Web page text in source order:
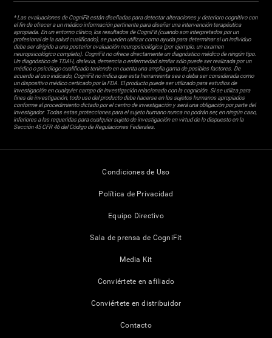
* Las evaluaciones de CogniFit están diseñadas para detectar alteraciones y deterioro cognitivo con
el fin de ofrecer a un médico información pertinente para diseñar una intervención terapéutica
apropiada. En un entorno clínico, los resultados de CogniFit (cuando son interpretados por un
profesional de la salud cualificado), se pueden utilizar como ayuda para determinar si un individuo
debe ser dirigido a una posterior evaluación neuropsicológica (por ejemplo, un examen
neuropsicológico completo). CogniFit no ofrece directamente un diagnóstico médico de ningún tipo.
Un diagnóstico de TDAH, dislexia, demencia o enfermedad similar sólo puede ser realizada por un
médico o psicólogo cualificado teniendo en cuenta una amplia gama de posibles factores. De
acuerdo al uso indicado, CogniFit no indica que esta herramienta sea o deba ser considerada como
un dispositivo médico certicado por la FDA. El producto puede ser utilizado para estudios de
investigación en cualquier campo de investigación relacionado con la cognición. Si se utiliza para
fines de investigación, todo uso del producto debe hacerse en los sujetos humanos apropiados
conforme al procedimiento dictado por el centro de investigación y será una obligación por parte del
investigador. Todas estas protecciones para el sujeto humano nunca no podrán ser, en ningún caso,
inferiores a las requeridas para cualquier sujeto de investigación en virtud de lo dispuesto en la
Sección 45 CFR 46 del Código de Regulaciones Federales.
Condiciones de Uso
Política de Privacidad
Equipo Directivo
Sala de prensa de CogniFit
Media Kit
Conviértete en afiliado
Conviértete en distribuidor
Contacto